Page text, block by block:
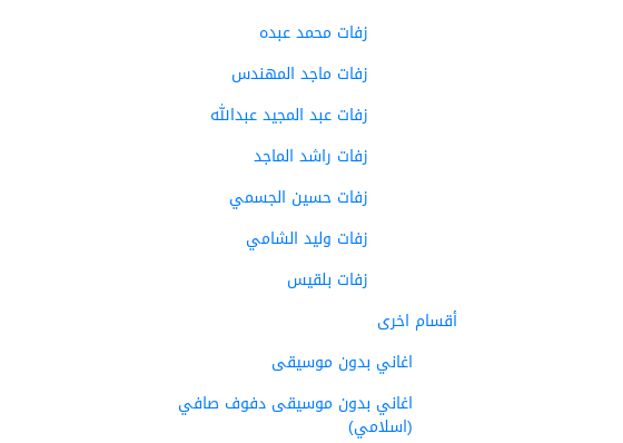
زفات محمد عبده
زفات ماجد المهندس
زفات عبد المجيد عبدالله
زفات راشد الماجد
زفات حسين الجسمي
زفات وليد الشامي
زفات بلقيس
أقسام اخرى
اغاني بدون موسيقى
اغاني بدون موسيقى دفوف صافي
(اسلامي)